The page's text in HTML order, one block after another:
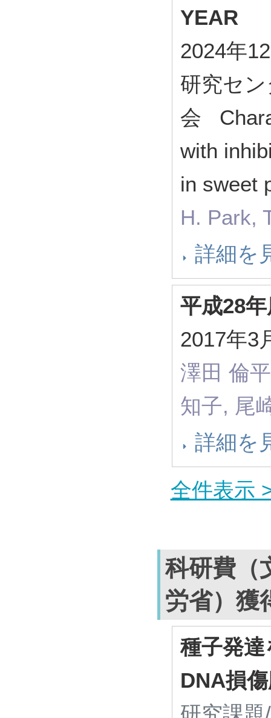
YEAR
2024年
研究セ
会
with
in sweet
H. Park,
詳細を
平成28
2017年
澤田 倫
知子, 尾
詳細を
全件表示
科研費（
労省）獲
種子発
DNA損